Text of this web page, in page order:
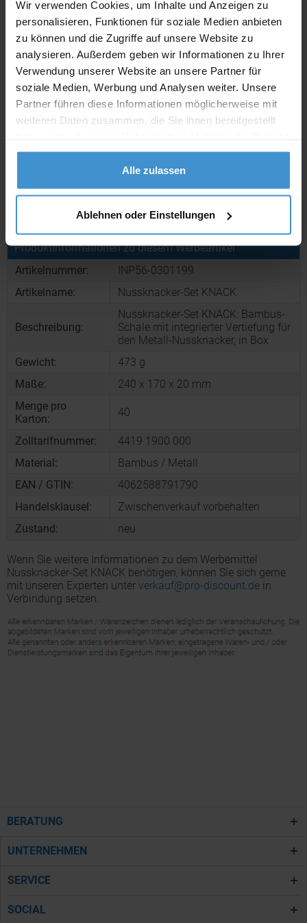
Wir verwenden Cookies, um Inhalte und Anzeigen zu
personalisieren, Funktionen für soziale Medien anbieten
zu können und die Zugriffe auf unsere Website zu
analysieren. Außerdem geben wir Informationen zu Ihrer
Verwendung unserer Website an unsere Partner für
soziale Medien, Werbung und Analysen weiter. Unsere
Partner führen diese Informationen möglicherweise mit
weiteren Daten zusammen, die Sie ihnen bereitgestellt
gesammelt haben.
Alle zulassen
Ablehnen oder Einstellungen
Lieferzeiten
Artikel mit Werbeanbringung:
Muster mit Ihrer
Werbeanbringung zur Freigabe
ca. 10 Werktage
ca. 3 - 5 Werktage
Muster bestellen
Produktinformationen zu diesem Werbeartikel
Artikelnummer:
INP56-0301199
Artikelname:
Nussknacker-Set KNACK
Beschreibung:
Nussknacker-Set KNACK: Bambus-
Schale mit integrierter Vertiefung für
den Metall-Nussknacker, in Box
Gewicht:
473 g
Maße:
240 x 170 x 20 mm
Menge pro
Karton:
40
Zolltarifnummer:
4419 1900 000
Material:
Bambus / Metall
EAN / GTIN:
4062588791790
Handelsklausel:
Zwischenverkauf vorbehalten
Zustand:
neu
Wenn Sie weitere Informationen zu dem Werbemittel
Nussknacker-Set KNACK benötigen, können Sie sich gerne
mit unseren Experten unter verkauf@pro-discount.de in
Verbindung setzen.
BERATUNG
UNTERNEHMEN
SERVICE
SOCIAL